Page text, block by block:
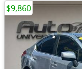
$9,860